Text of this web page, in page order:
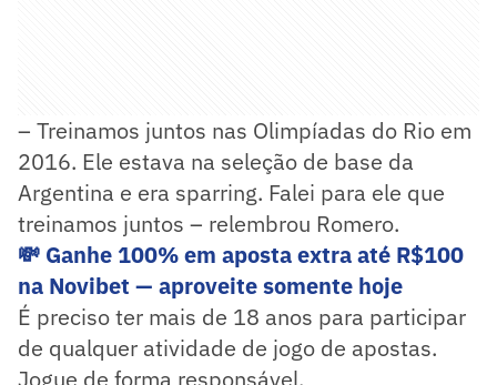
– Treinamos juntos nas Olimpíadas do Rio em
2016. Ele estava na seleção de base da
Argentina e era sparring. Falei para ele que
treinamos juntos – relembrou Romero.
💸 Ganhe 100% em aposta extra até R$100
na Novibet — aproveite somente hoje
É preciso ter mais de 18 anos para participar
de qualquer atividade de jogo de apostas.